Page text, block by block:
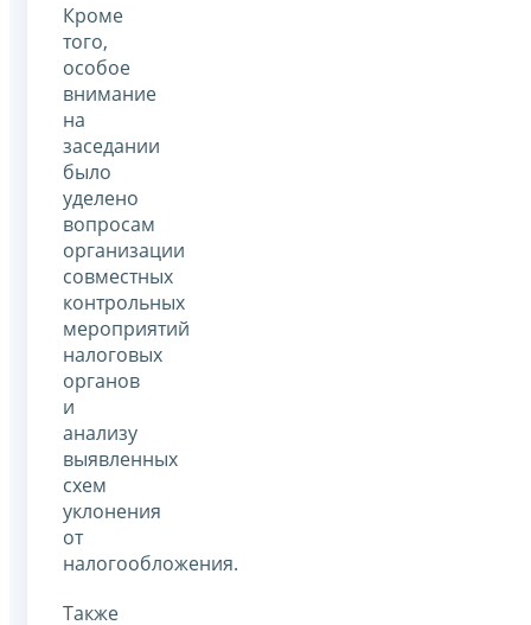
Кроме
того,
особое
внимание
на
заседании
было
уделено
вопросам
организации
совместных
контрольных
мероприятий
налоговых
органов
и
анализу
выявленных
схем
уклонения
от
налогообложения.
Также